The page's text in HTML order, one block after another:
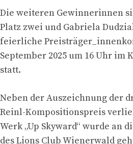
Die weiteren Gewinnerinnen
Platz zwei und Gabriela
feierliche
September 2025 um 16 Uhr im
statt.
Neben der Auszeichnung der
Reinl-Kompositionspreis
Werk „Up Skyward“ wurde an
des Lions Club Wienerwald